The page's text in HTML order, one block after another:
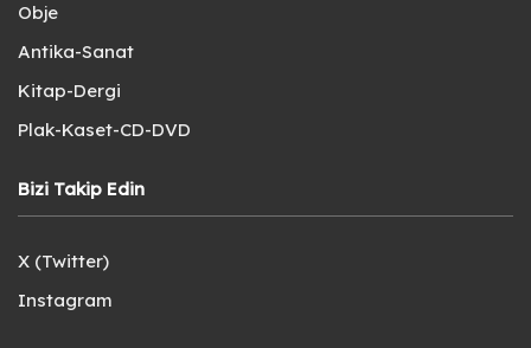
Obje
Antika-Sanat
Kitap-Dergi
Plak-Kaset-CD-DVD
Bizi Takip Edin
X (Twitter)
Instagram